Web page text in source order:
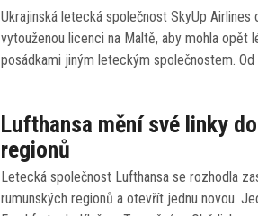
Ukrajinská letecká společnost SkyUp Airlines
vytouženou licenci na Maltě, aby mohla opět
posádkami jiným leteckým společnostem. Od …
Lufthansa mění své linky
regionů
Letecká společnost Lufthansa se rozhodla
rumunských regionů a otevřít jednu novou.